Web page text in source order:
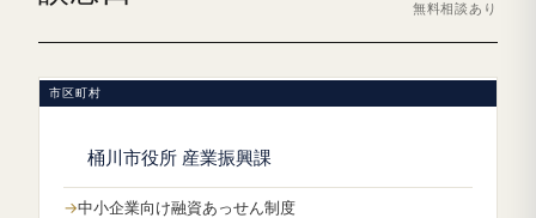
無料相談あり
市区町村
桶川市役所 産業振興課
中小企業向け融資あっせん制度